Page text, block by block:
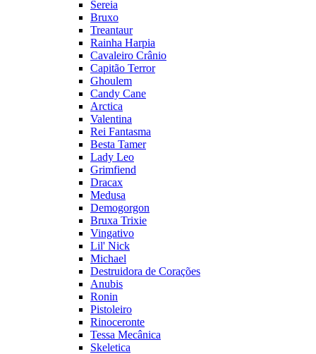
Sereia
Bruxo
Treantaur
Rainha Harpia
Cavaleiro Crânio
Capitão Terror
Ghoulem
Candy Cane
Arctica
Valentina
Rei Fantasma
Besta Tamer
Lady Leo
Grimfiend
Dracax
Medusa
Demogorgon
Bruxa Trixie
Vingativo
Lil' Nick
Michael
Destruidora de Corações
Anubis
Ronin
Pistoleiro
Rinoceronte
Tessa Mecânica
Skeletica